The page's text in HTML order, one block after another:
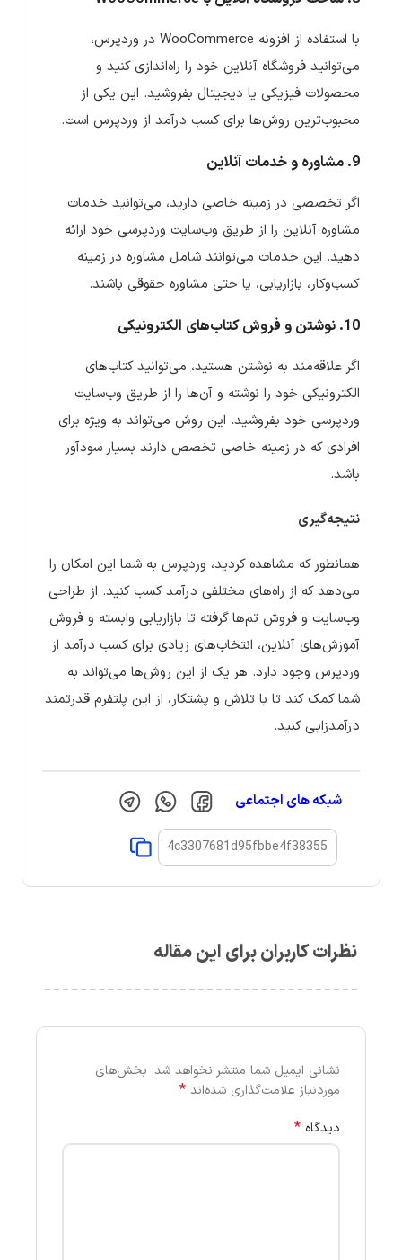
با استفاده از افزونه WooCommerce در وردپرس،
می‌توانید فروشگاه آنلاین خود را راه‌اندازی کنید و
محصولات فیزیکی یا دیجیتال بفروشید. این یکی از
محبوب‌ترین روش‌ها برای کسب درآمد از وردپرس است.
9. مشاوره و خدمات آنلاین
اگر تخصصی در زمینه خاصی دارید، می‌توانید خدمات
مشاوره آنلاین را از طریق وب‌سایت وردپرسی خود ارائه
دهید. این خدمات می‌توانند شامل مشاوره در زمینه
کسب‌وکار، بازاریابی، یا حتی مشاوره حقوقی باشند.
10. نوشتن و فروش کتاب‌های الکترونیکی
اگر علاقه‌مند به نوشتن هستید، می‌توانید کتاب‌های
الکترونیکی خود را نوشته و آن‌ها را از طریق وب‌سایت
وردپرسی خود بفروشید. این روش می‌تواند به ویژه برای
افرادی که در زمینه خاصی تخصص دارند بسیار سودآور
باشد.
نتیجه‌گیری
همانطور که مشاهده کردید، وردپرس به شما این امکان را
می‌دهد که از راه‌های مختلفی درآمد کسب کنید. از طراحی
وب‌سایت و فروش تم‌ها گرفته تا بازاریابی وابسته و فروش
آموزش‌های آنلاین، انتخاب‌های زیادی برای کسب درآمد از
وردپرس وجود دارد. هر یک از این روش‌ها می‌تواند به
شما کمک کند تا با تلاش و پشتکار، از این پلتفرم قدرتمند
درآمدزایی کنید.
شبکه های اجتماعی
نظرات کاربران برای این مقاله
نشانی ایمیل شما منتشر نخواهد شد. بخش‌های
موردنیاز علامت‌گذاری شده‌اند *
دیدگاه *